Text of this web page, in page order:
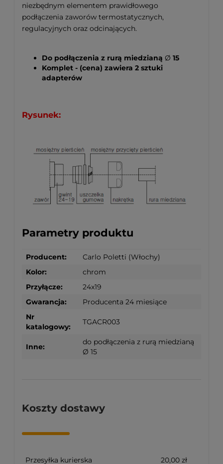
niezbędnym elementem prawidłowego
podłączenia zaworów termostatycznych,
regulacyjnych oraz odcinających.
Do podłączenia z rurą miedzianą Ø 15
Komplet - (cena) zawiera 2 sztuki
adapterów
Rysunek:
Parametry produktu
Producent:
Carlo Poletti (Włochy)
Kolor:
chrom
Przyłącze:
24x19
Gwarancja:
Producenta 24 miesiące
Nr
katalogowy:
TGACR003
Inne:
do podłączenia z rurą miedzianą
Ø 15
Koszty dostawy
Przesyłka kurierska 20,00 zł